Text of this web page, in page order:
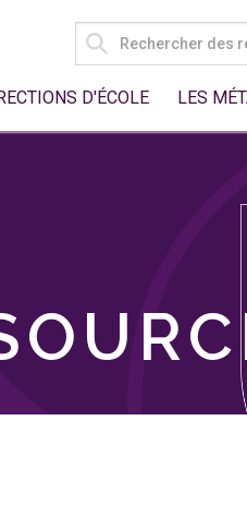
SEARCH
FOR:
D'ÉCOLE LES